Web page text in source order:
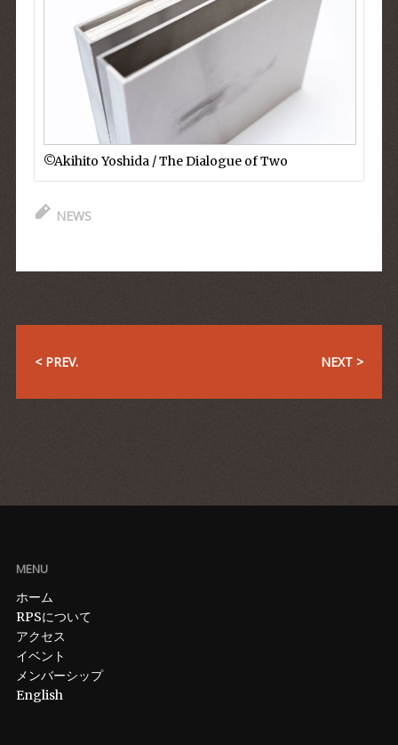
©︎Akihito Yoshida / The Dialogue of Two
NEWS
< PREV. NEXT >
MENU
ホーム
RPSについて
アクセス
イベント
メンバーシップ
English